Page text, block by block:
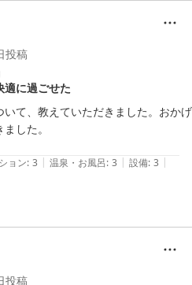
投稿
適に過ごせた
て、教えていただきました。おかげ
した。
ョン: 3 | 温泉・お風呂: 3 | 設備: 3 |
投稿